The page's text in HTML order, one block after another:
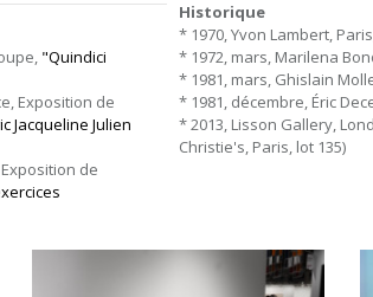
"Quindici
Exposition de
Jacqueline Julien
de
Historique
* 1970, Yvon Lambert,
* 1972, mars, Marilena
* 1981, mars, Ghislain
* 1981, décembre, Éric
* 2013, Lisson Gallery,
Christie's, Paris, lot 135)